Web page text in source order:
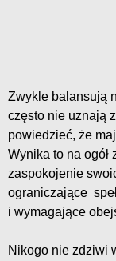
Zwykle balansują
często nie uznają
powiedzieć, że
Wynika to na ogół
zaspokojenie
ograniczające
i wymagające
Nikogo nie zdziwi